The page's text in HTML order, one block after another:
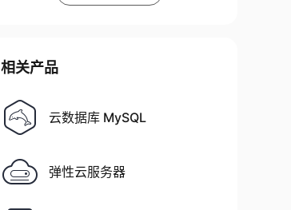
相关产品
云数据库 MySQL
弹性云服务器